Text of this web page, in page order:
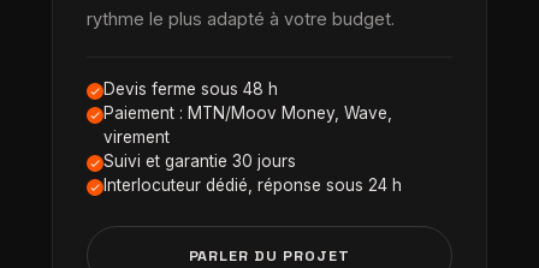
rythme le plus adapté à votre budget.
Devis ferme sous 48 h
Paiement : MTN/Moov Money, Wave,
virement
Suivi et garantie 30 jours
Interlocuteur dédié, réponse sous 24 h
PARLER DU PROJET